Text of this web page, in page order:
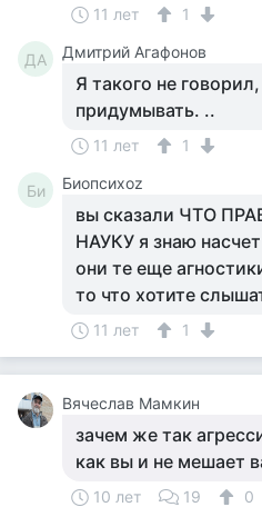
11 лет 1
ДА Дмитрий Агафонов
Я такого не
придумывать. ..
11 лет 1
Би Биопсихоz
вы сказали ЧТО
НАУКУ я знаю
они те еще
то что хотите
11 лет 1
Вячеслав Мамкин
зачем же так
как вы и не мешает
10 лет 19
0